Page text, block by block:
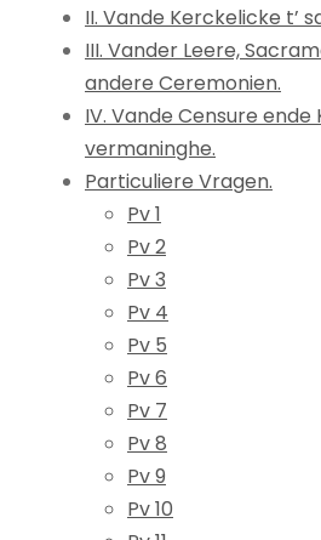
II. Vande Kerckelicke t’
III. Vander Leere,
andere Ceremonien.
IV. Vande Censure ende
vermaninghe.
Particuliere Vragen.
Pv 1
Pv 2
Pv 3
Pv 4
Pv 5
Pv 6
Pv 7
Pv 8
Pv 9
Pv 10